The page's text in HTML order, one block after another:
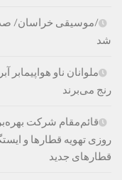
/موسیقی خراسان/
شد
ملوانان ناو
رنج می‌برند
قائم‌مقام شرکت
روزی تهویه قطارها و
قطارهای جدید